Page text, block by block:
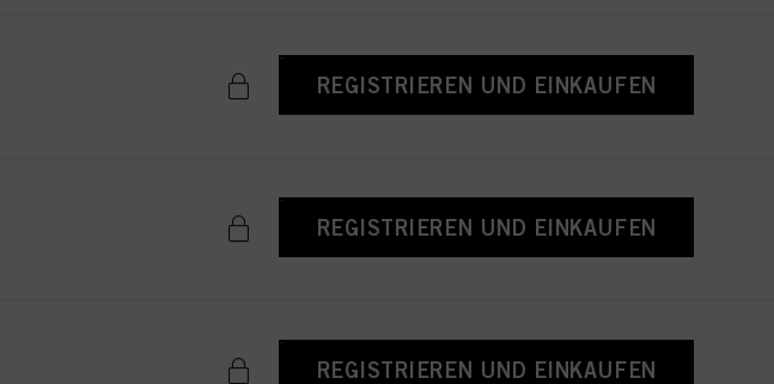
REGISTRIEREN UND EINKAUFEN
REGISTRIEREN UND EINKAUFEN
REGISTRIEREN UND EINKAUFEN